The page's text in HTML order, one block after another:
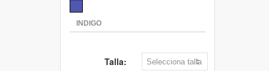
Talla: